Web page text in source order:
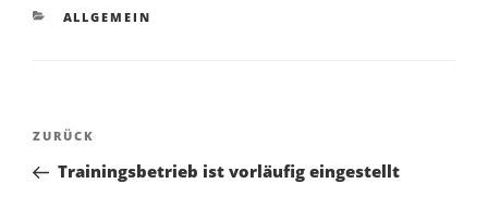
ALLGEMEIN
ZURÜCK
Trainingsbetrieb ist vorläufig eingestellt